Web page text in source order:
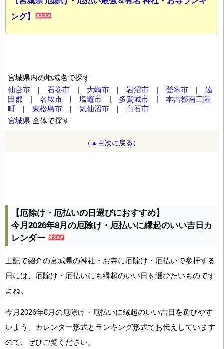
ング】
宮城県内の地域名で探す
仙台市 | 石巻市 | 大崎市 | 岩沼市 | 登米市 | 遠
田郡 | 名取市 | 塩竈市 | 多賀城市 | 本吉郡南三陸
町 | 東松島市 | 気仙沼市 | 白石市
宮城県 全体で探す
（▲目次に戻る）
【厄除け・厄払いの日選びにおすすめ】
今月2026年8月の厄除け・厄払いに縁起のいい吉日カ
レンダー
上記で紹介の宮城県の神社・お寺に厄除け・厄払いで参拝する
日には、厄除け・厄払いにも縁起のいい日を選びたいものです
よね。
今月2026年8月の厄除け・厄払いに縁起のいい吉日を選びやす
いよう、カレンダー形式とランキング形式でお伝えしています
ので、ぜひご覧ください。